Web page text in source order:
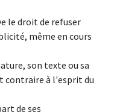
le droit de refuser
même en cours
son texte ou sa
contraire à l'esprit du
de ses